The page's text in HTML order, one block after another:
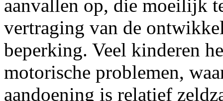
aanvallen op, die moeilijk
vertraging van de
beperking. Veel kinderen
motorische problemen,
aandoening is relatief